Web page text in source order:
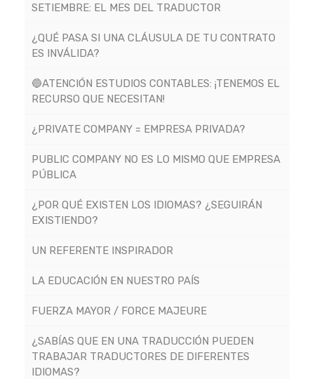
SETIEMBRE: EL MES DEL TRADUCTOR
¿QUÉ PASA SI UNA CLÁUSULA DE TU CONTRATO
ES INVÁLIDA?
🔵ATENCIÓN ESTUDIOS CONTABLES: ¡TENEMOS EL
RECURSO QUE NECESITAN!
¿PRIVATE COMPANY = EMPRESA PRIVADA?
PUBLIC COMPANY NO ES LO MISMO QUE EMPRESA
PÚBLICA
¿POR QUÉ EXISTEN LOS IDIOMAS? ¿SEGUIRÁN
EXISTIENDO?
UN REFERENTE INSPIRADOR
LA EDUCACIÓN EN NUESTRO PAÍS
FUERZA MAYOR / FORCE MAJEURE
¿SABÍAS QUE EN UNA TRADUCCIÓN PUEDEN
TRABAJAR TRADUCTORES DE DIFERENTES
IDIOMAS?